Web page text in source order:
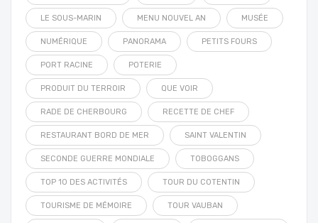
LE SOUS-MARIN MENU NOUVEL AN MUSÉE
NUMÉRIQUE PANORAMA PETITS FOURS
PORT RACINE POTERIE
PRODUIT DU TERROIR QUE VOIR
RADE DE CHERBOURG RECETTE DE CHEF
RESTAURANT BORD DE MER SAINT VALENTIN
SECONDE GUERRE MONDIALE TOBOGGANS
TOP 10 DES ACTIVITÉS TOUR DU COTENTIN
TOURISME DE MÉMOIRE TOUR VAUBAN